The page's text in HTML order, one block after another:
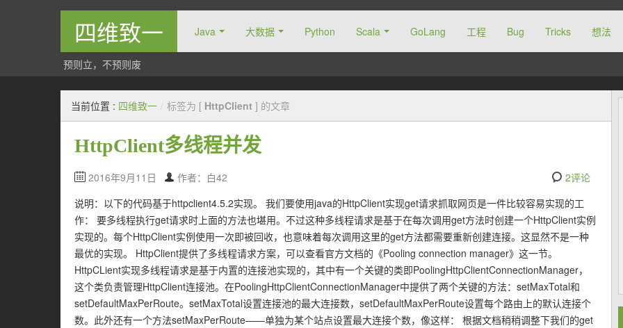
四维致一 Java 大数据 Python Scala GoLang 工程 Bug Tricks 想法
预则立，不预则废
当前位置 : 四维致一 / 标签为 [ HttpClient ] 的文章
HttpClient多线程并发
2016年9月11日 作者：白42
2评论
说明：以下的代码基于httpclient4.5.2实现。 我们要使用java的HttpClient实现get请求抓取网页是一件比较容易实现的工
作： 要多线程执行get请求时上面的方法也堪用。不过这种多线程请求是基于在每次调用get方法时创建一个HttpClient实例
实现的。每个HttpClient实例使用一次即被回收，也意味着每次调用这里的get方法都需要重新创建连接。这显然不是一种
最优的实现。 HttpClient提供了多线程请求方案，可以查看官方文档的《Pooling connection manager》这一节。
HttpCLient实现多线程请求是基于内置的连接池实现的，其中有一个关键的类即PoolingHttpClientConnectionManager，
这个类负责管理HttpClient连接池。在PoolingHttpClientConnectionManager中提供了两个关键的方法：setMaxTotal和
setDefaultMaxPerRoute。setMaxTotal设置连接池的最大连接数，setDefaultMaxPerRoute设置每个路由上的默认连接个
数。此外还有一个方法setMaxPerRoute——单独为某个站点设置最大连接个数，像这样： 根据文档稍稍调整下我们的get